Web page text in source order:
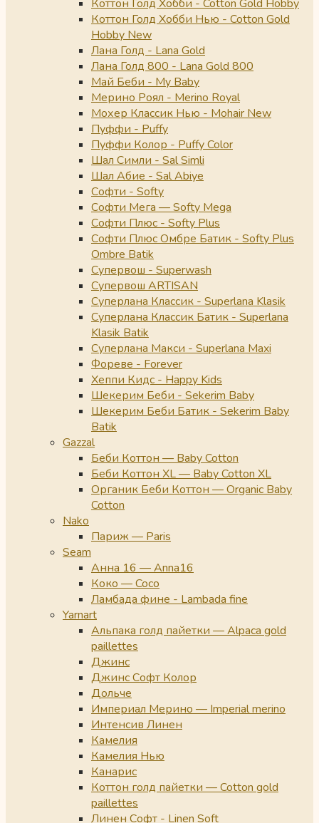
Коттон Голд Хобби - Cotton Gold Hobby
Коттон Голд Хобби Нью - Cotton Gold
Hobby New
Лана Голд - Lana Gold
Лана Голд 800 - Lana Gold 800
Май Беби - My Baby
Мерино Роял - Merino Royal
Мохер Классик Нью - Mohair New
Пуффи - Puffy
Пуффи Колор - Puffy Color
Шал Симли - Sal Simli
Шал Абие - Sal Abiye
Софти - Softy
Софти Мега — Softy Mega
Софти Плюс - Softy Plus
Софти Плюс Омбре Батик - Softy Plus
Ombre Batik
Супервош - Superwash
Супервош ARTISAN
Суперлана Классик - Superlana Klasik
Суперлана Классик Батик - Superlana
Klasik Batik
Суперлана Макси - Superlana Maxi
Фореве - Forever
Хеппи Кидс - Happy Kids
Шекерим Беби - Sekerim Baby
Шекерим Беби Батик - Sekerim Baby
Batik
Gazzal
Беби Коттон — Baby Cotton
Беби Коттон XL — Baby Cotton XL
Органик Беби Коттон — Organic Baby
Cotton
Nako
Париж — Paris
Seam
Анна 16 — Anna16
Коко — Coco
Ламбада фине - Lambada fine
Yarnart
Альпака голд пайетки — Alpaca gold
paillettes
Джинс
Джинс Софт Колор
Дольче
Империал Мерино — Imperial merino
Интенсив Линен
Камелия
Камелия Нью
Канарис
Коттон голд пайетки — Cotton gold
paillettes
Линен Софт - Linen Soft